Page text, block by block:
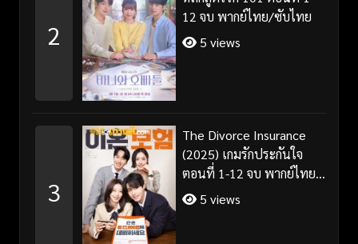
2
12 จบ พากย์ไทย/ซับไทย
5 views
3
The Divorce Insurance
(2025) เกมรักประกันใจ
ตอนที่ 1-12 จบ พากย์ไทย
ซับไทย
5 views